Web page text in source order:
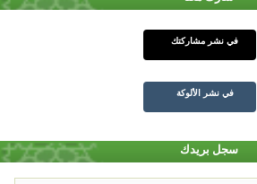
في نشر مشاركتك
في نشر الألوكة
سجل بريدك